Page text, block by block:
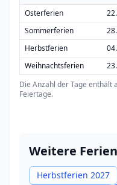
Osterferien
Sommerferien
Herbstferien
Weihnachtsferien
Die Anzahl der Tage enthält
Feiertage.
Weitere
Herbstferien 2027